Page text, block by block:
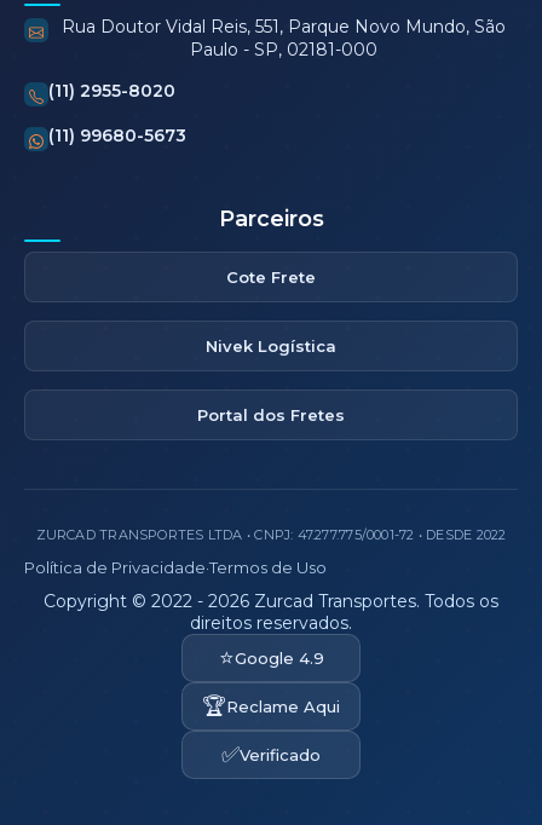
Rua Doutor Vidal Reis, 551, Parque Novo Mundo, São
Paulo - SP, 02181-000
(11) 2955-8020
(11) 99680-5673
Parceiros
Cote Frete
Nivek Logística
Portal dos Fretes
ZURCAD TRANSPORTES LTDA • CNPJ: 47.277.775/0001-72 • DESDE 2022
Política de Privacidade·Termos de Uso
Copyright © 2022 - 2026 Zurcad Transportes. Todos os
direitos reservados.
⭐Google 4.9
🏆Reclame Aqui
✅Verificado